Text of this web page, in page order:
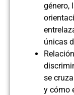
género,
únicas
se
y cómo